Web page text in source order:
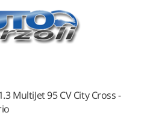
MultiJet 95 CV City Cross -